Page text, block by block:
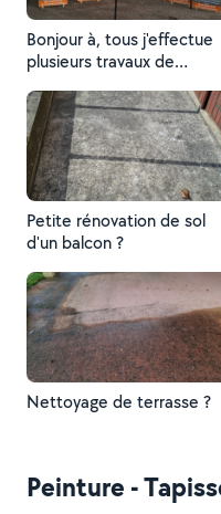
Bonjour à, tous j'effectue
plusieurs travaux de
entrepreneur basé sur la
commune de grammat
j'effectue tous mes
sur devis n'hésitez pas à
contacter par téléphone
o648884500
Petite rénovation de sol
d'un balcon ?
Nettoyage de terrasse ?
Peinture -